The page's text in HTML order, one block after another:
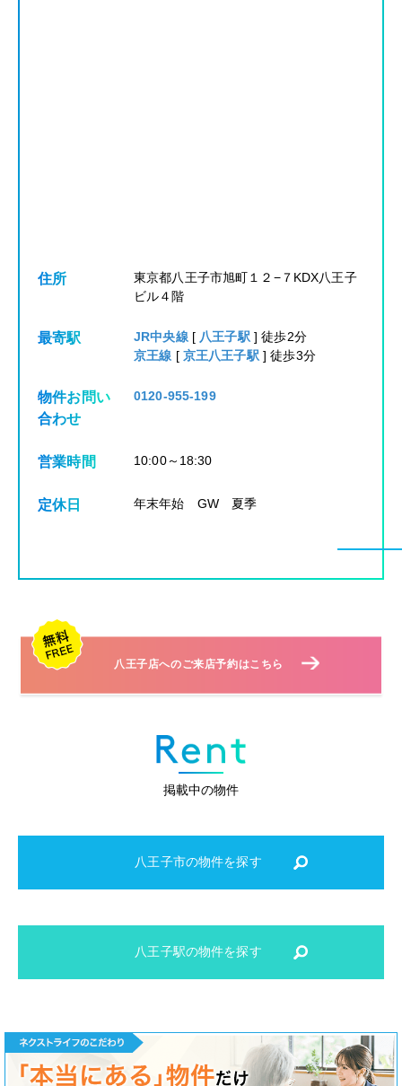
住所
東京都八王子市旭町１２−７KDX八王子
ビル４階
最寄駅 JR中央線[ 八王子駅] 徒歩2分
京王線 [ 京王八王子駅] 徒歩3分
物件お問い
合わせ
0120-955-199
営業時間 10:00～18:30
定休日 年末年始 GW 夏季
八王子店へのご来店予約はこちら
掲載中の物件
八王子市の物件を探す
八王子駅の物件を探す